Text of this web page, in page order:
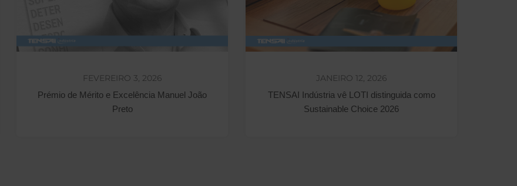
FEVEREIRO 3, 2026
Prémio de Mérito e Excelência Manuel João
Preto
JANEIRO 12, 2026
TENSAI Indústria vê LOTI distinguida como
Sustainable Choice 2026